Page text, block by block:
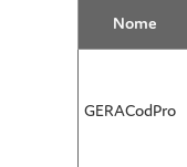
Nome
GERACodPro